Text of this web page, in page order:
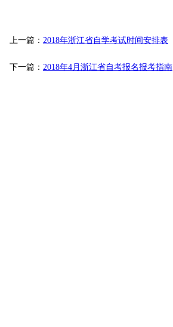
上一篇： 2018年浙江省自学考试时间安排表
下一篇： 2018年4月浙江省自考报名报考指南